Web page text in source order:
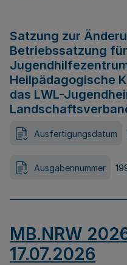
Satzung zur
Betriebssatzung
Heilpädagogische
das LWL-
Ausfertigungsdatum
Ausgabennummer
MB.NRW
17.07.2026